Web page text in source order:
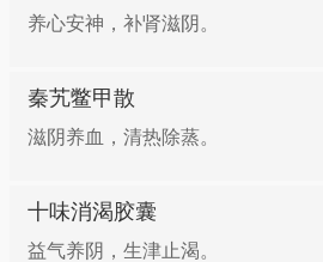
养心安神，补肾滋阴。
秦艽鳖甲散
滋阴养血，清热除蒸。
十味消渴胶囊
益气养阴，生津止渴。